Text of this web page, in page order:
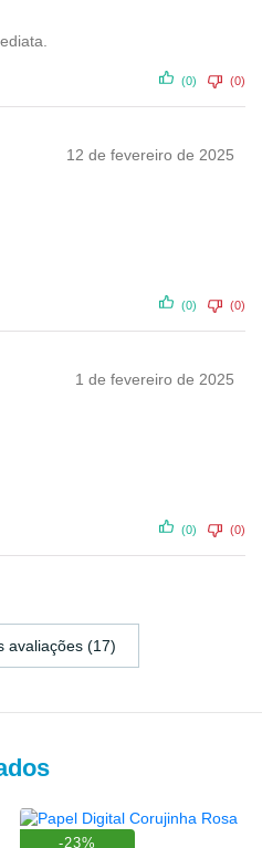
(0) (0)
12 de fevereiro de 2025
(0) (0)
1 de fevereiro de 2025
(0) (0)
avaliações (17)
-23%